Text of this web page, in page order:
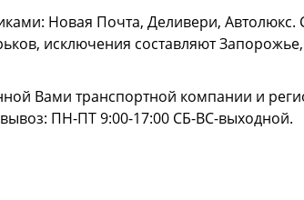
Новая Почта, Деливери,
исключения составляют
Вами транспортной компании и
ПН-ПТ 9:00-17:00 СБ-ВС-выходной.